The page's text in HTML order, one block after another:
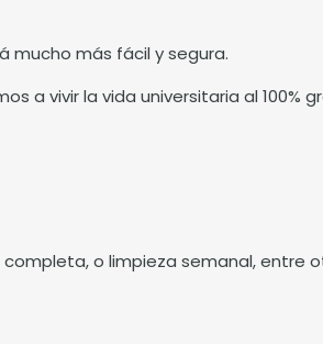
mucho más fácil y segura.
a vivir la vida universitaria al 100%
o limpieza semanal, entre